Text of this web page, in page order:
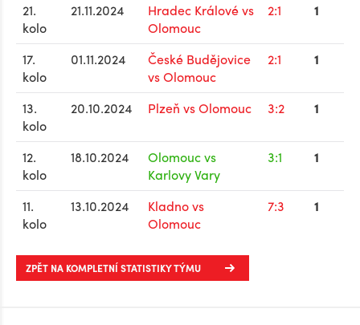
21.
kolo
21.11.2024
Hradec Králové vs
Olomouc
2:1 1
17.
kolo
01.11.2024
České Budějovice
vs Olomouc
2:1 1
13.
kolo
20.10.2024 Plzeň vs Olomouc 3:2 1
12.
kolo
18.10.2024
Olomouc vs
Karlovy Vary
3:1 1
11.
kolo
13.10.2024
Kladno vs
Olomouc
7:3 1
ZPĚT NA KOMPLETNÍ STATISTIKY TÝMU